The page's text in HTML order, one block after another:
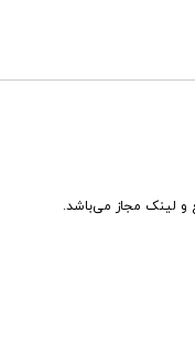
و لینک مجاز می‌باشد.